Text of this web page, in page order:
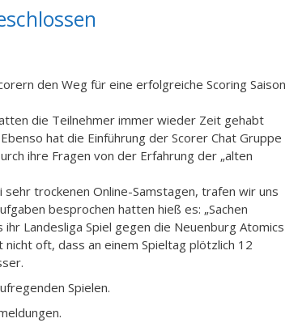
den Weg für eine erfolgreiche Scoring Saison
die Teilnehmer immer wieder Zeit gehabt
hat die Einführung der Scorer Chat Gruppe
ihre Fragen von der Erfahrung der „alten
trockenen Online-Samstagen, trafen wir uns
besprochen hatten hieß es: „Sachen
Landesliga Spiel gegen die Neuenburg Atomics
oft, dass an einem Spieltag plötzlich 12
Spielen.